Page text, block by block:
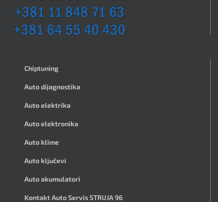
Chiptuning
Auto dijagnostika
Auto elektrika
Auto elektronika
Auto klime
Auto ključevi
Auto akumulatori
Kontakt Auto Servis STRUJA 96